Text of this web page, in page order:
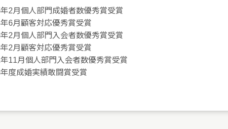
2月個人部門成婚者数優秀賞受賞
6月顧客対応優秀賞受賞
2月個人部門入会者数優秀賞受賞
2月顧客対応優秀賞受賞
11月個人部門入会者数優秀賞受賞
度成婚実績敢闘賞受賞